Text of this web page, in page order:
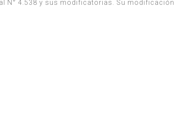
N° 4.538 y sus modificatorias. Su modificación.